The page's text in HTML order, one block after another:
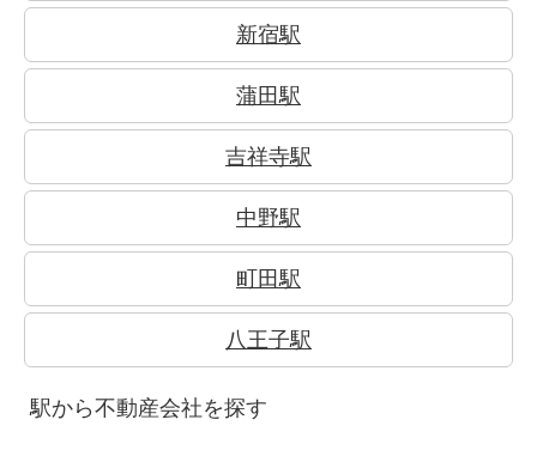
新宿駅
蒲田駅
吉祥寺駅
中野駅
町田駅
八王子駅
駅から不動産会社を探す